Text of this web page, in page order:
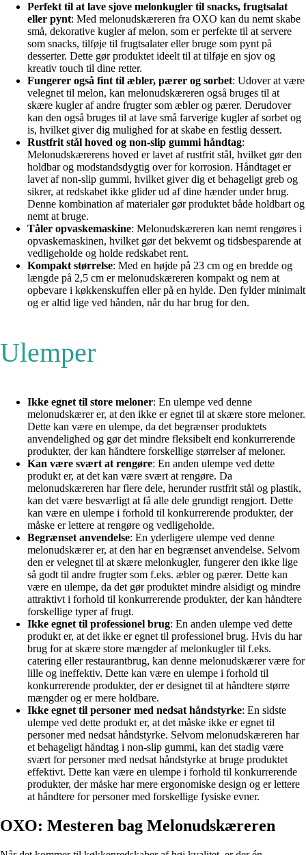
Perfekt til at lave sjove melonkugler til snacks, frugtsalat
eller pynt: Med melonudskæreren fra OXO kan du nemt skabe
små, dekorative kugler af melon, som er perfekte til at servere
som snacks, tilføje til frugtsalater eller bruge som pynt på
desserter. Dette gør produktet ideelt til at tilføje en sjov og
kreativ touch til dine retter.
Fungerer også fint til æbler, pærer og sorbet: Udover at være
velegnet til melon, kan melonudskæreren også bruges til at
skære kugler af andre frugter som æbler og pærer. Derudover
kan den også bruges til at lave små farverige kugler af sorbet og
is, hvilket giver dig mulighed for at skabe en festlig dessert.
Rustfrit stål hoved og non-slip gummi håndtag:
Melonudskærerens hoved er lavet af rustfrit stål, hvilket gør den
holdbar og modstandsdygtig over for korrosion. Håndtaget er
lavet af non-slip gummi, hvilket giver dig et behageligt greb og
sikrer, at redskabet ikke glider ud af dine hænder under brug.
Denne kombination af materialer gør produktet både holdbart og
nemt at bruge.
Tåler opvaskemaskine: Melonudskæreren kan nemt rengøres i
opvaskemaskinen, hvilket gør det bekvemt og tidsbesparende at
vedligeholde og holde redskabet rent.
Kompakt størrelse: Med en højde på 23 cm og en bredde og
længde på 2,5 cm er melonudskæreren kompakt og nem at
opbevare i køkkenskuffen eller på en hylde. Den fylder minimalt
og er altid lige ved hånden, når du har brug for den.
Ulemper
Ikke egnet til store meloner: En ulempe ved denne
melonudskærer er, at den ikke er egnet til at skære store meloner.
Dette kan være en ulempe, da det begrænser produktets
anvendelighed og gør det mindre fleksibelt end konkurrerende
produkter, der kan håndtere forskellige størrelser af meloner.
Kan være svært at rengøre: En anden ulempe ved dette
produkt er, at det kan være svært at rengøre. Da
melonudskæreren har flere dele, herunder rustfrit stål og plastik,
kan det være besværligt at få alle dele grundigt rengjort. Dette
kan være en ulempe i forhold til konkurrerende produkter, der
måske er lettere at rengøre og vedligeholde.
Begrænset anvendelse: En yderligere ulempe ved denne
melonudskærer er, at den har en begrænset anvendelse. Selvom
den er velegnet til at skære melonkugler, fungerer den ikke lige
så godt til andre frugter som f.eks. æbler og pærer. Dette kan
være en ulempe, da det gør produktet mindre alsidigt og mindre
attraktivt i forhold til konkurrerende produkter, der kan håndtere
forskellige typer af frugt.
Ikke egnet til professionel brug: En anden ulempe ved dette
produkt er, at det ikke er egnet til professionel brug. Hvis du har
brug for at skære store mængder af melonkugler til f.eks.
catering eller restaurantbrug, kan denne melonudskærer være for
lille og ineffektiv. Dette kan være en ulempe i forhold til
konkurrerende produkter, der er designet til at håndtere større
mængder og er mere holdbare.
Ikke egnet til personer med nedsat håndstyrke: En sidste
ulempe ved dette produkt er, at det måske ikke er egnet til
personer med nedsat håndstyrke. Selvom melonudskæreren har
et behageligt håndtag i non-slip gummi, kan det stadig være
svært for personer med nedsat håndstyrke at bruge produktet
effektivt. Dette kan være en ulempe i forhold til konkurrerende
produkter, der måske har mere ergonomiske design og er lettere
at håndtere for personer med forskellige fysiske evner.
OXO: Mesteren bag Melonudskæreren